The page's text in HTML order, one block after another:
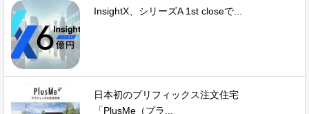
InsightX、シリーズA 1st closeで...
日本初のプリフィックス注文住宅
「PlusMe（プラ...